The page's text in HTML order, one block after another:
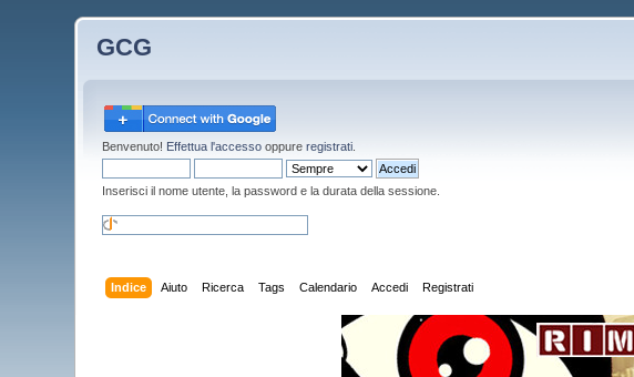
GCG
Benvenuto! Effettua l'accesso oppureregistrati
Inserisci il nome utente, la password e la durata della sessione.
Indice Aiuto Ricerca Tags Calendario Accedi Registrati